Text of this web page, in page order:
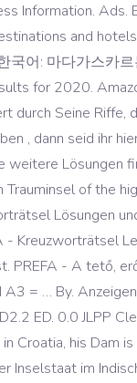
Information. Ads.
and
국어: 마다가스카르
for 2020.
durch Seine Riffe,
, dann seid ihr
weitere Lösungen
Trauminsel of the
Lösungen
- Kreuzworträtsel
PREFA - A tető,
A3 = … By.
ED. 0.0 JLPP
Croatia, his Dam
Inselstaat im